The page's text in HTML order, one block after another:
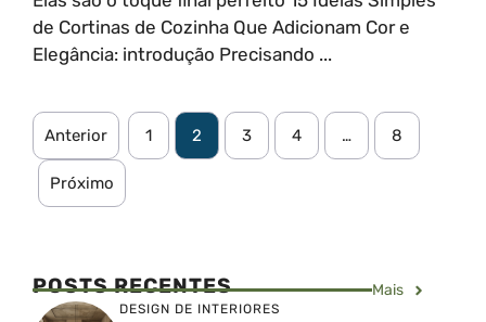
de Cortinas de Cozinha Que Adicionam Cor e
Elegância: introdução Precisando ...
Anterior 1 2 3 4 … 8
Próximo
POSTS RECENTES Mais
DESIGN DE INTERIORES